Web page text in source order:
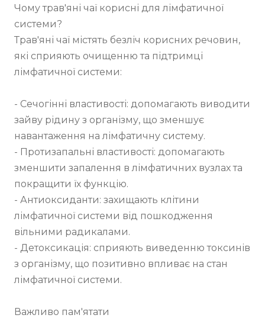
Чому трав'яні чаї корисні для лімфатичної
системи?
Трав'яні чаї містять безліч корисних речовин,
які сприяють очищенню та підтримці
лімфатичної системи:
- Сечогінні властивості: допомагають виводити
зайву рідину з організму, що зменшує
навантаження на лімфатичну систему.
- Протизапальні властивості: допомагають
зменшити запалення в лімфатичних вузлах та
покращити їх функцію.
- Антиоксиданти: захищають клітини
лімфатичної системи від пошкодження
вільними радикалами.
- Детоксикація: сприяють виведенню токсинів
з організму, що позитивно впливає на стан
лімфатичної системи.
Важливо пам'ятати